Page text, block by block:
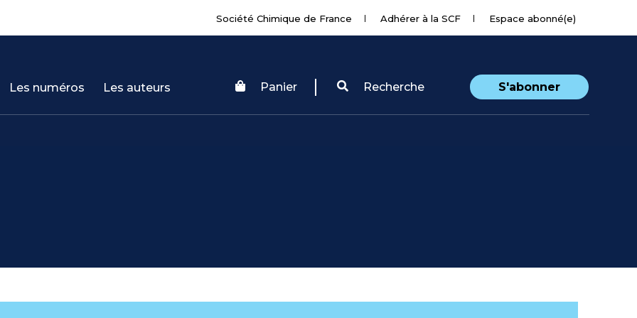
Société Chimique de France Adhérer à la SCF Espace abonné(e)
Les numéros Les auteurs Panier Recherche S'abonner